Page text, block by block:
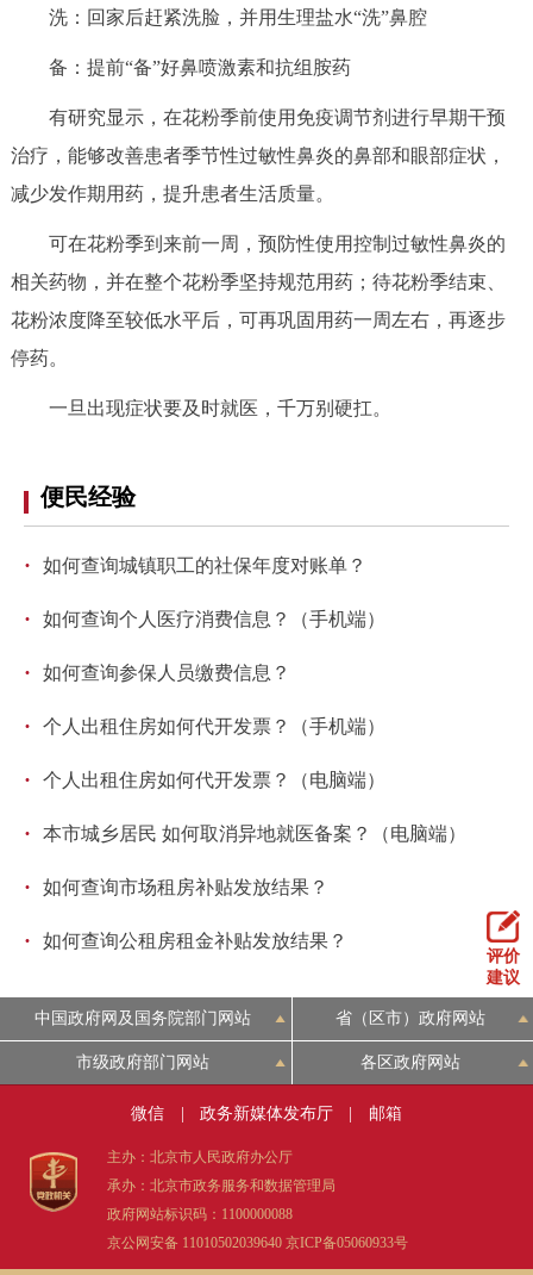
洗：回家后赶紧洗脸，并用生理盐水“洗”鼻腔
备：提前“备”好鼻喷激素和抗组胺药
有研究显示，在花粉季前使用免疫调节剂进行早期干预
治疗，能够改善患者季节性过敏性鼻炎的鼻部和眼部症状，
减少发作期用药，提升患者生活质量。
可在花粉季到来前一周，预防性使用控制过敏性鼻炎的
相关药物，并在整个花粉季坚持规范用药；待花粉季结束、
花粉浓度降至较低水平后，可再巩固用药一周左右，再逐步
停药。
一旦出现症状要及时就医，千万别硬扛。
便民经验
· 如何查询城镇职工的社保年度对账单？
· 如何查询个人医疗消费信息？（手机端）
· 如何查询参保人员缴费信息？
· 个人出租住房如何代开发票？（手机端）
· 个人出租住房如何代开发票？（电脑端）
· 本市城乡居民 如何取消异地就医备案？（电脑端）
· 如何查询市场租房补贴发放结果？
· 如何查询公租房租金补贴发放结果？
评价
建议
中国政府网及国务院部门网站 省（区市）政府网站
市级政府部门网站 各区政府网站
微信 政务新媒体发布厅 邮箱
主办：北京市人民政府办公厅
承办：北京市政务服务和数据管理局
政府网站标识码：1100000088
京公网安备 11010502039640 京ICP备05060933号